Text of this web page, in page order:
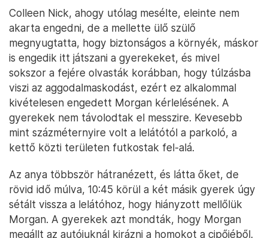
Colleen Nick, ahogy utólag mesélte, eleinte nem
akarta engedni, de a mellette ülő szülő
megnyugtatta, hogy biztonságos a környék, máskor
is engedik itt játszani a gyerekeket, és mivel
sokszor a fejére olvasták korábban, hogy túlzásba
viszi az aggodalmaskodást, ezért ez alkalommal
kivételesen engedett Morgan kérlelésének. A
gyerekek nem távolodtak el messzire. Kevesebb
mint százméternyire volt a lelátótól a parkoló, a
kettő közti területen futkostak fel-alá.
Az anya többször hátranézett, és látta őket, de
rövid idő múlva, 10:45 körül a két másik gyerek úgy
sétált vissza a lelátóhoz, hogy hiányzott mellőlük
Morgan. A gyerekek azt mondták, hogy Morgan
megállt az autójuknál kirázni a homokot a cipőjéből.